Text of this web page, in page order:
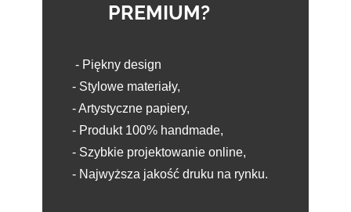
PREMIUM?
- Piękny design
- Stylowe materiały,
- Artystyczne papiery,
- Produkt 100% handmade,
- Szybkie projektowanie online,
- Najwyższa jakość druku na rynku.